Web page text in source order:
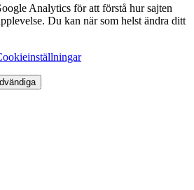
Analytics för att förstå hur sajten
Du kan när som helst ändra ditt